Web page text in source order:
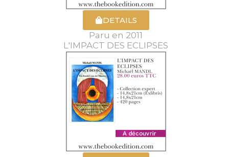
DETAILS
Paru en 2011
L'IMPACT DES ECLIPSES